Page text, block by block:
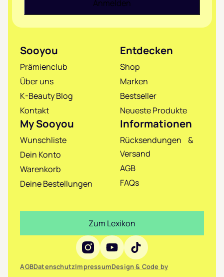
Sooyou
Prämienclub
Über uns
K-Beauty Blog
Kontakt
Entdecken
Shop
Marken
Bestseller
Neueste Produkte
My Sooyou
Wunschliste
Dein Konto
Warenkorb
Deine Bestellungen
Informationen
Rücksendungen &
Versand
AGB
FAQs
Social Media
AGBDatenschutzImpressumDesign & Code by
Zum Lexikon